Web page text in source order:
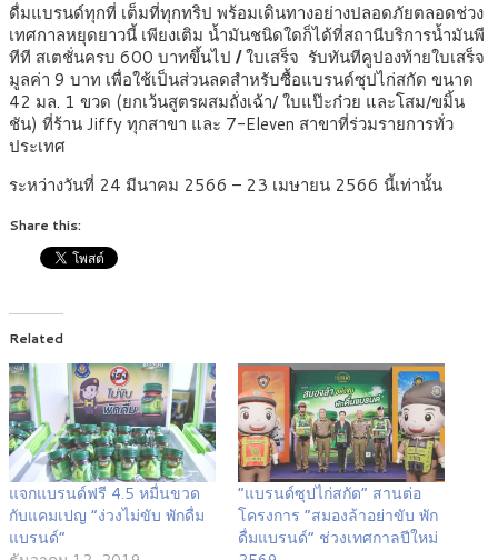
ดื่มแบรนด์ทุกที่ เต็มที่ทุกทริป พร้อมเดินทางอย่างปลอดภัยตลอดช่วง
เทศกาลหยุดยาวนี้ เพียงเติม น้ำมันชนิดใดก็ได้ที่สถานีบริการน้ำมันพี
ทีที สเตชั่นครบ 600 บาทขึ้นไป /ใบเสร็จ รับทันทีคูปองท้ายใบเสร็จ
มูลค่า 9 บาท เพื่อใช้เป็นส่วนลดสำหรับซื้อแบรนด์ซุปไก่สกัด ขนาด
42 มล. 1 ขวด (ยกเว้นสูตรผสมถั่งเฉ้า/ ใบแป๊ะก๋วย และโสม/ขมิ้น
ชัน) ที่ร้าน Jiffy ทุกสาขา และ 7-Eleven สาขาที่ร่วมรายการทั่ว
ประเทศ
ระหว่างวันที่ 24 มีนาคม 2566 – 23 เมษายน 2566 นี้เท่านั้น
Share this:
Related
แจกแบรนด์ฟรี 4.5 หมื่นขวด
กับแคมเปญ “ง่วงไม่ขับ พักดื่ม
แบรนด์”
“แบรนด์ซุปไก่สกัด” สานต่อ
โครงการ “สมองล้าอย่าขับ พัก
ดื่มแบรนด์” ช่วงเทศกาลปีใหม่